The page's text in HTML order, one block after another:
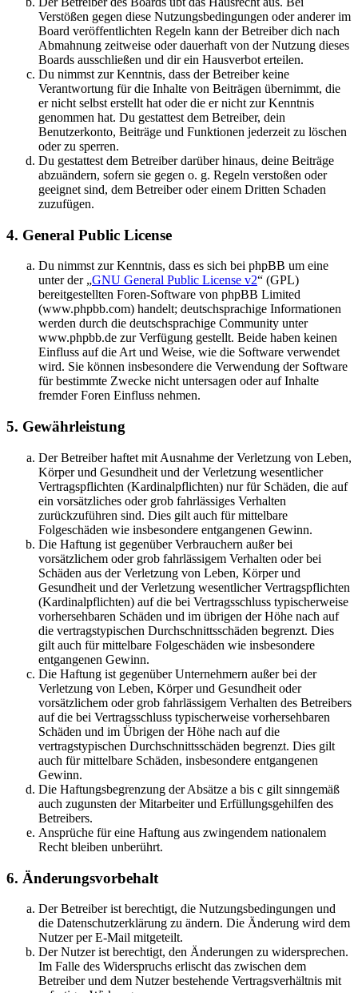
Verstößen gegen diese Nutzungsbedingungen oder anderer im
Board veröffentlichten Regeln kann der Betreiber dich nach
Abmahnung zeitweise oder dauerhaft von der Nutzung dieses
Boards ausschließen und dir ein Hausverbot erteilen.
Du nimmst zur Kenntnis, dass der Betreiber keine
Verantwortung für die Inhalte von Beiträgen übernimmt, die
er nicht selbst erstellt hat oder die er nicht zur Kenntnis
genommen hat. Du gestattest dem Betreiber, dein
Benutzerkonto, Beiträge und Funktionen jederzeit zu löschen
oder zu sperren.
Du gestattest dem Betreiber darüber hinaus, deine Beiträge
abzuändern, sofern sie gegen o. g. Regeln verstoßen oder
geeignet sind, dem Betreiber oder einem Dritten Schaden
zuzufügen.
4. General Public License
Du nimmst zur Kenntnis, dass es sich bei phpBB um eine
unter der „GNU General Public License v2“ (GPL)
bereitgestellten Foren-Software von phpBB Limited
(www.phpbb.com) handelt; deutschsprachige Informationen
werden durch die deutschsprachige Community unter
www.phpbb.de zur Verfügung gestellt. Beide haben keinen
Einfluss auf die Art und Weise, wie die Software verwendet
wird. Sie können insbesondere die Verwendung der Software
für bestimmte Zwecke nicht untersagen oder auf Inhalte
fremder Foren Einfluss nehmen.
5. Gewährleistung
Der Betreiber haftet mit Ausnahme der Verletzung von Leben,
Körper und Gesundheit und der Verletzung wesentlicher
Vertragspflichten (Kardinalpflichten) nur für Schäden, die auf
ein vorsätzliches oder grob fahrlässiges Verhalten
zurückzuführen sind. Dies gilt auch für mittelbare
Folgeschäden wie insbesondere entgangenen Gewinn.
Die Haftung ist gegenüber Verbrauchern außer bei
vorsätzlichem oder grob fahrlässigem Verhalten oder bei
Schäden aus der Verletzung von Leben, Körper und
Gesundheit und der Verletzung wesentlicher Vertragspflichten
(Kardinalpflichten) auf die bei Vertragsschluss typischerweise
vorhersehbaren Schäden und im übrigen der Höhe nach auf
die vertragstypischen Durchschnittsschäden begrenzt. Dies
gilt auch für mittelbare Folgeschäden wie insbesondere
entgangenen Gewinn.
Die Haftung ist gegenüber Unternehmern außer bei der
Verletzung von Leben, Körper und Gesundheit oder
vorsätzlichem oder grob fahrlässigem Verhalten des Betreibers
auf die bei Vertragsschluss typischerweise vorhersehbaren
Schäden und im Übrigen der Höhe nach auf die
vertragstypischen Durchschnittsschäden begrenzt. Dies gilt
auch für mittelbare Schäden, insbesondere entgangenen
Gewinn.
Die Haftungsbegrenzung der Absätze a bis c gilt sinngemäß
auch zugunsten der Mitarbeiter und Erfüllungsgehilfen des
Betreibers.
Ansprüche für eine Haftung aus zwingendem nationalem
Recht bleiben unberührt.
6. Änderungsvorbehalt
Der Betreiber ist berechtigt, die Nutzungsbedingungen und
die Datenschutzerklärung zu ändern. Die Änderung wird dem
Nutzer per E-Mail mitgeteilt.
Der Nutzer ist berechtigt, den Änderungen zu widersprechen.
Im Falle des Widerspruchs erlischt das zwischen dem
Betreiber und dem Nutzer bestehende Vertragsverhältnis mit